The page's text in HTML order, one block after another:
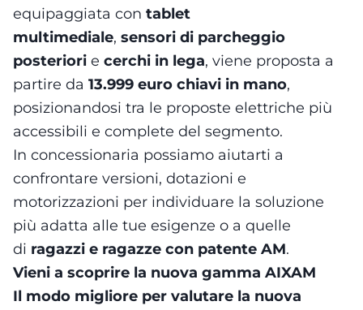
equipaggiata con tablet
multimediale, sensori di parcheggio
posteriori e cerchi in lega, viene proposta a
partire da 13.999 euro chiavi in mano,
posizionandosi tra le proposte elettriche più
accessibili e complete del segmento.
In concessionaria possiamo aiutarti a
confrontare versioni, dotazioni e
motorizzazioni per individuare la soluzione
più adatta alle tue esigenze o a quelle
di ragazzi e ragazze con patente AM.
Vieni a scoprire la nuova gamma AIXAM
Il modo migliore per valutare la nuova